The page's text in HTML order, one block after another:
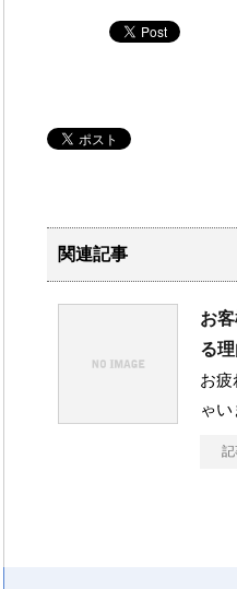
関連記事
お
る
お疲
ゃ